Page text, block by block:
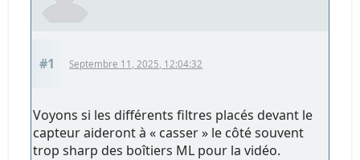
#1 Septembre 11, 2025, 12:04:32
Voyons si les différents filtres placés devant le
capteur aideront à « casser » le côté souvent
trop sharp des boîtiers ML pour la vidéo.